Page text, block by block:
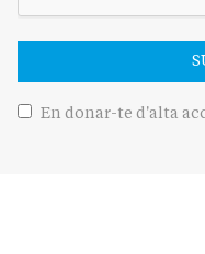
En donar-te d'alta